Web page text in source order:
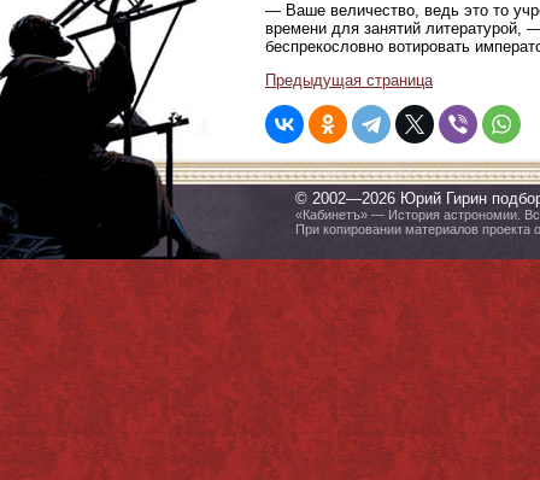
— Ваше величество, ведь это то
времени для занятий литературой,
беспрекословно вотировать
Предыдущая страница
© 2002—2026 Юрий Гирин
«Кабинетъ» — История астрономии.
При копировании материалов проекта